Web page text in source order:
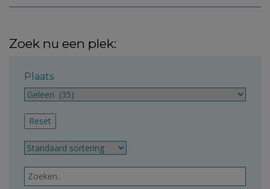
Zoek nu een plek:
Plaats